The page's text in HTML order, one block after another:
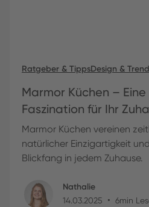
Ratgeber & TippsDesign &
Marmor Küchen –
Faszination für Ihr
Marmor Küchen vereinen
natürlicher Einzigartigkeit
Blickfang in jedem Zuhause.
Nathalie
14 03 2025 • 6min